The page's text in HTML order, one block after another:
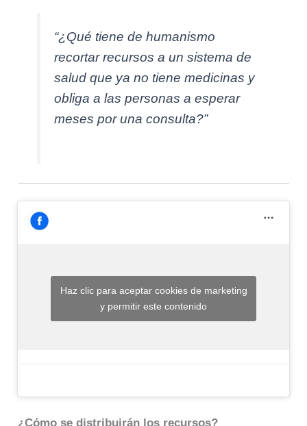
“¿Qué tiene de humanismo
recortar recursos a un sistema de
salud que ya no tiene medicinas y
obliga a las personas a esperar
meses por una consulta?”
Haz clic para aceptar cookies de marketing
y permitir este contenido
¿Cómo se distribuirán los recursos?